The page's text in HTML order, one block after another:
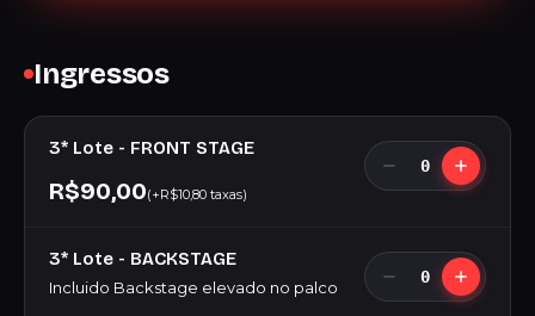
Ingressos
3* Lote - FRONT STAGE
R$90,00(+R$10,80 taxas)
0
3* Lote - BACKSTAGE
Incluido Backstage elevado no palco
0